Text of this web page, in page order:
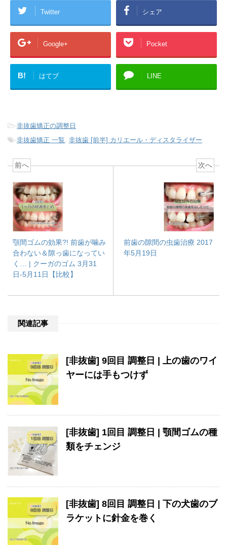
Twitter シェア
Google+ Pocket
B! はてブ LINE
-非抜歯矯正の調整日
-非抜歯矯正 一覧 非抜歯 [前半] カリエール・ディスタライザー
前へ
顎間ゴムの効果?! 前歯が噛み
合わない＆隙っ歯になってい
く… | クーガのゴム 3月31
日-5月11日【比較】
次へ
前歯の隙間の虫歯治療 2017
年5月19日
関連記事
[非抜歯] 9回目 調整日 | 上の歯のワイ
ヤーには手もつけず
[非抜歯] 1回目 調整日 | 顎間ゴムの種
類をチェンジ
[非抜歯] 8回目 調整日 | 下の犬歯のブ
ラケットに針金を巻く